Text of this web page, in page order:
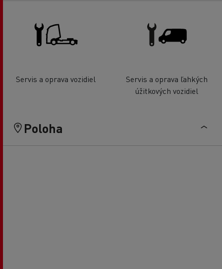
Servis a oprava vozidiel
Servis a oprava ľahkých
úžitkových vozidiel
Poloha